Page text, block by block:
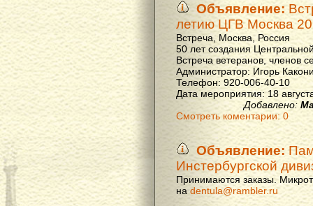
Объявление:
летию ЦГВ Москва
Встреча, Москва, Россия
50 лет создания
Встреча ветеранов, членов
Администратор: Игорь
Телефон: 920-006-40-10
Дата мероприятия: 18
Добавлено:
Смотреть коментарии: 0
Объявление:
Инстербургской
Принимаются заказы.
на dentula@rambler.ru